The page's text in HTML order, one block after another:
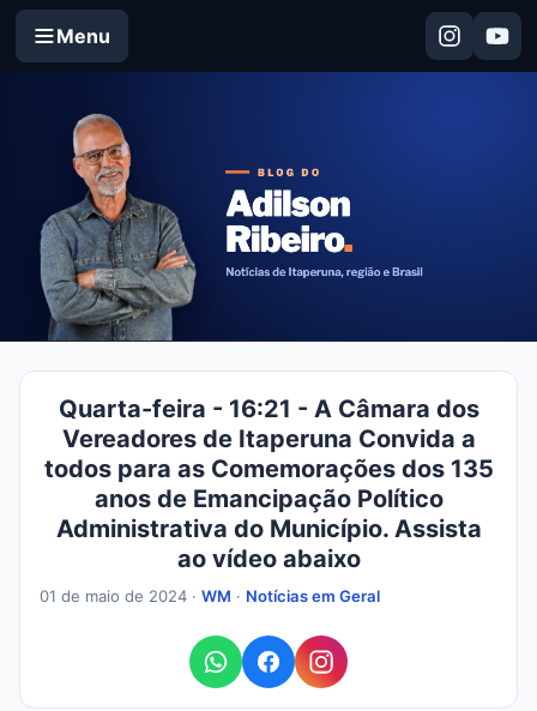
Menu
Quarta-feira - 16:21 - A Câmara dos
Vereadores de Itaperuna Convida a
todos para as Comemorações dos 135
anos de Emancipação Político
Administrativa do Município. Assista
ao vídeo abaixo
01 de maio de 2024 · WM · Notícias em Geral